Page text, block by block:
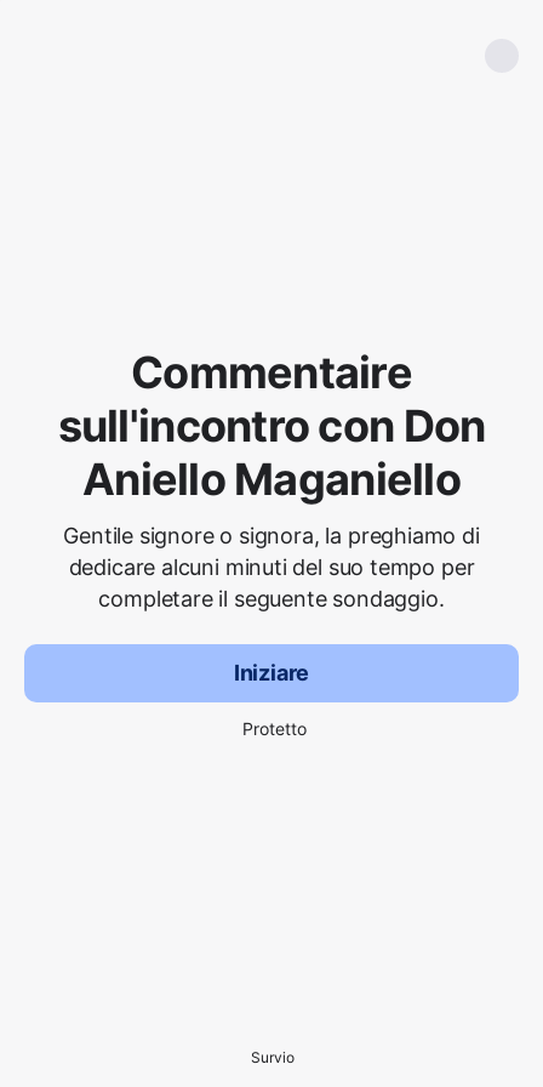
Commentaire
sull'incontro con Don
Aniello Maganiello
Gentile signore o signora, la preghiamo di
dedicare alcuni minuti del suo tempo per
completare il seguente sondaggio.
Iniziare
Protetto
Survio